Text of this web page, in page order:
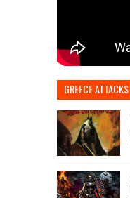
GREECE ATTACKS